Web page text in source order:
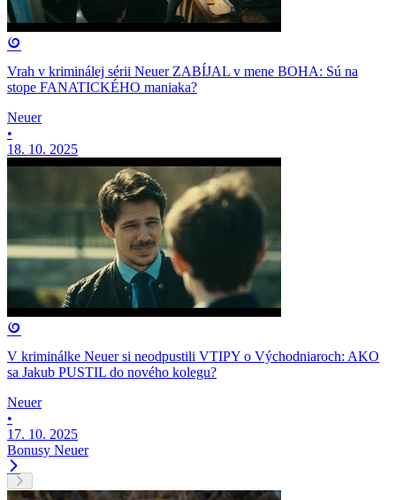
Vrah v kriminálej sérii Neuer ZABÍJAL v mene BOHA: Sú na
stope FANATICKÉHO maniaka?
Neuer
•
18. 10. 2025
V kriminálke Neuer si neodpustili VTIPY o Východniaroch: AKO
sa Jakub PUSTIL do nového kolegu?
Neuer
•
17. 10. 2025
Bonusy Neuer